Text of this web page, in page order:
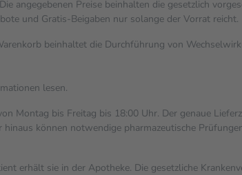
angegebenen Preise beinhalten die gesetzlich
und Gratis-Beigaben nur solange der Vorrat reicht.
beinhaltet die Durchführung von
lesen.
Montag bis Freitag bis 18:00 Uhr. Der genaue
können notwendige pharmazeutische
erhält sie in der Apotheke. Die gesetzliche